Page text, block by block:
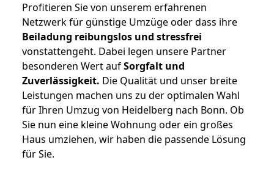
Profitieren Sie von unserem erfahrenen
Netzwerk für günstige Umzüge oder dass ihre
Beiladung reibungslos und stressfrei
vonstattengeht. Dabei legen unsere Partner
besonderen Wert aufSorgfalt und
Zuverlässigkeit. Die Qualität und unser breite
Leistungen machen uns zu der optimalen Wahl
für Ihren Umzug von Heidelberg nach Bonn. Ob
Sie nun eine kleine Wohnung oder ein großes
Haus umziehen, wir haben die passende Lösung
für Sie.